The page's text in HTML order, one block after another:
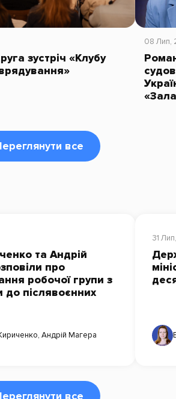
зустріч «Клубу
08 Лип,
все
та Андрій
про
робочої групи з
до післявоєнних
,Андрій Магера
31
все